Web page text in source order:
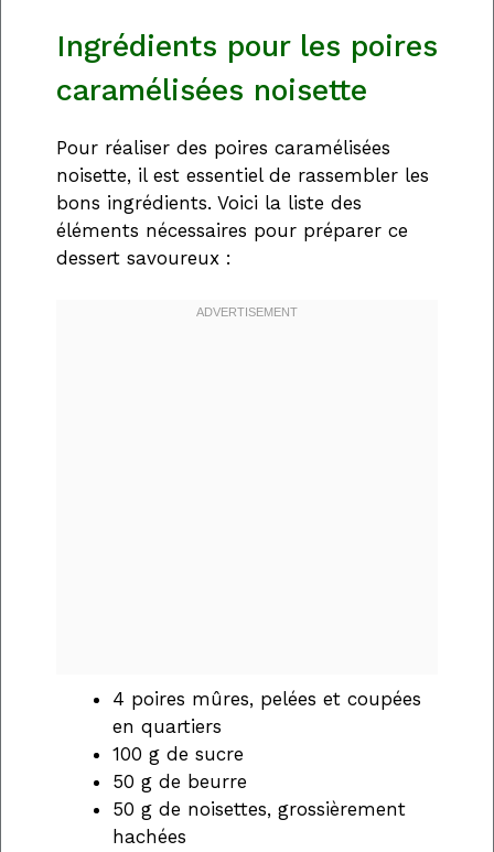
Ingrédients pour les poires
caramélisées noisette
Pour réaliser des poires caramélisées
noisette, il est essentiel de rassembler les
bons ingrédients. Voici la liste des
éléments nécessaires pour préparer ce
dessert savoureux :
4 poires mûres, pelées et coupées
en quartiers
100 g de sucre
50 g de beurre
50 g de noisettes, grossièrement
hachées